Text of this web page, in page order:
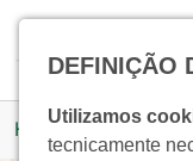
Skip to main
Skip to main content
Skip to page footer
You are here:
Homepage
DEFINIÇÃO
Utilizamos
tecnicamente